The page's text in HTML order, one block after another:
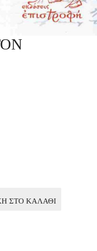
ΣΤΟ ΚΑΛΆΘΙ